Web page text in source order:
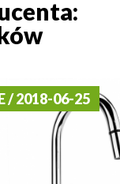
/ 2018-06-25